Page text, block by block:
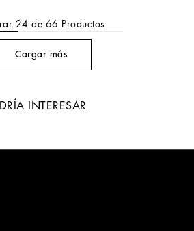
24 de 66 Productos
Cargar más
INTERESAR